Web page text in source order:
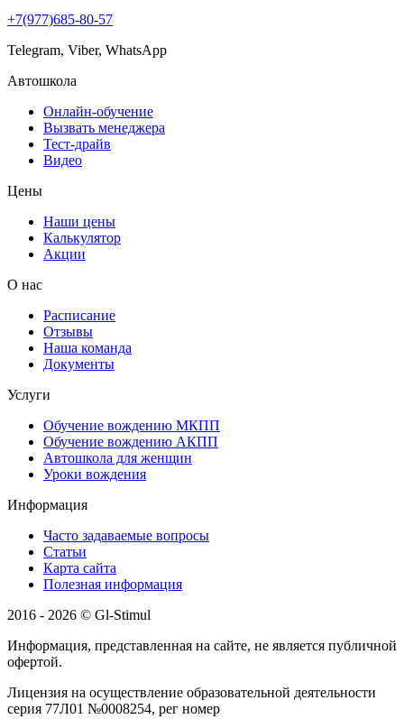
+7(977)685-80-57
Telegram, Viber, WhatsApp
Автошкола
Онлайн-обучение
Вызвать менеджера
Тест-драйв
Видео
Цены
Наши цены
Калькулятор
Акции
О нас
Расписание
Отзывы
Наша команда
Документы
Услуги
Обучение вождению МКПП
Обучение вождению АКПП
Автошкола для женщин
Уроки вождения
Информация
Часто задаваемые вопросы
Статьи
Карта сайта
Полезная информация
2016 - 2026 © Gl-Stimul
Информация, представленная на сайте, не является публичной
офертой.
Лицензия на осуществление образовательной деятельности
серия 77Л01 №0008254, рег номер